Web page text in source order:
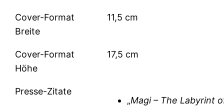
Cover-Format
Breite
11,5 cm
Cover-Format
Höhe
17,5 cm
Presse-Zitate
„Magi – The Labyrint